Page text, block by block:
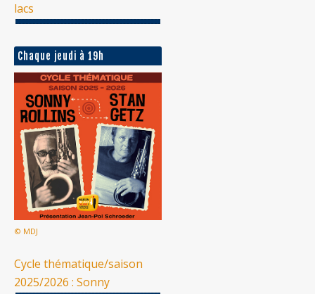
lacs
Chaque jeudi à 19h
© MDJ
Cycle thématique/saison
2025/2026 : Sonny